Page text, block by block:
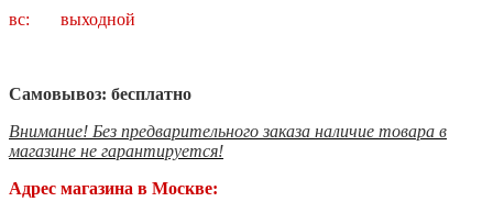
вс: выходной
Самовывоз: бесплатно
Внимание! Без предварительного заказа наличие товара в
магазине не гарантируется!
Адрес магазина в Москве: